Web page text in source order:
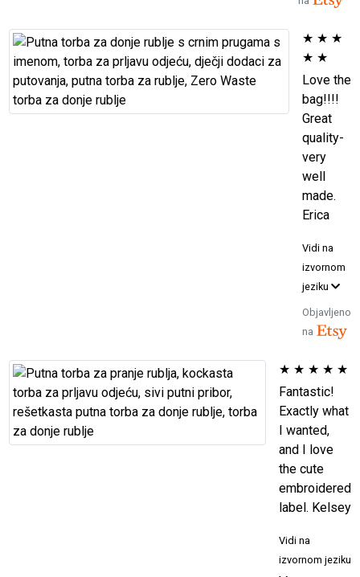
★ ★ ★
★ ★
Love the
bag!!!!
Great
quality-
very
well
made.
Erica
Vidi na
izvornom
jeziku
Objavljeno
na
★ ★ ★ ★ ★
Fantastic!
Exactly what
I wanted,
and I love
the cute
embroidered
label. Kelsey
Vidi na
izvornom jeziku